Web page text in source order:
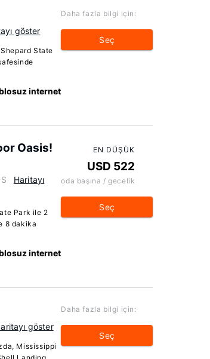
göster
State
internet
Daha fazla bilgi için:
Seç
Oasis!
Haritayı
Park ile 2
8 dakika
internet
EN DÜŞÜK
USD 522
oda başına / gecelik
Seç
göster
Mississippi
Daha fazla bilgi için:
Seç